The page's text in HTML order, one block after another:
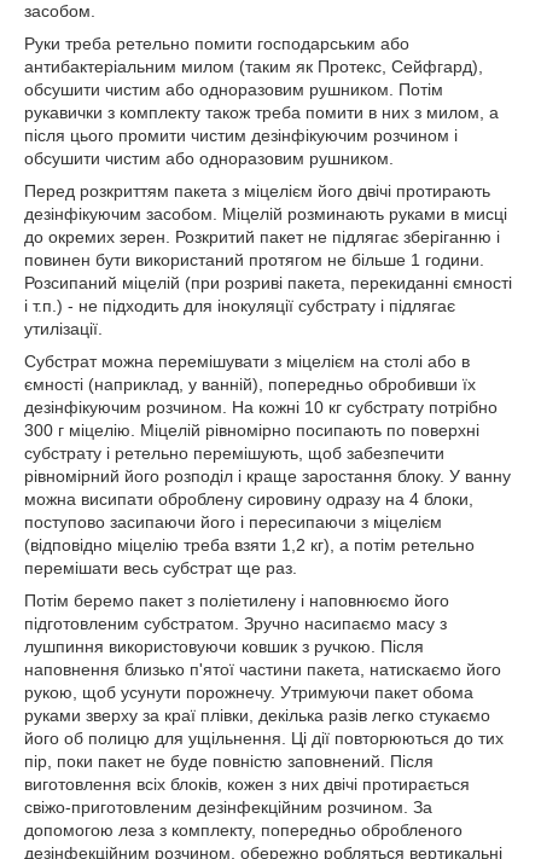
засобом.
Руки треба ретельно помити господарським або
антибактеріальним милом (таким як Протекс, Сейфгард),
обсушити чистим або одноразовим рушником. Потім
рукавички з комплекту також треба помити в них з милом, а
після цього промити чистим дезінфікуючим розчином і
обсушити чистим або одноразовим рушником.
Перед розкриттям пакета з міцелієм його двічі протирають
дезінфікуючим засобом. Міцелій розминають руками в мисці
до окремих зерен. Розкритий пакет не підлягає зберіганню і
повинен бути використаний протягом не більше 1 години.
Розсипаний міцелій (при розриві пакета, перекиданні ємності
і т.п.) - не підходить для інокуляції субстрату і підлягає
утилізації.
Субстрат можна перемішувати з міцелієм на столі або в
ємності (наприклад, у ванній), попередньо обробивши їх
дезінфікуючим розчином. На кожні 10 кг субстрату потрібно
300 г міцелію. Міцелій рівномірно посипають по поверхні
субстрату і ретельно перемішують, щоб забезпечити
рівномірний його розподіл і краще заростання блоку. У ванну
можна висипати оброблену сировину одразу на 4 блоки,
поступово засипаючи його і пересипаючи з міцелієм
(відповідно міцелію треба взяти 1,2 кг), а потім ретельно
перемішати весь субстрат ще раз.
Потім беремо пакет з поліетилену і наповнюємо його
підготовленим субстратом. Зручно насипаємо масу з
лушпиння використовуючи ковшик з ручкою. Після
наповнення близько п'ятої частини пакета, натискаємо його
рукою, щоб усунути порожнечу. Утримуючи пакет обома
руками зверху за краї плівки, декілька разів легко стукаємо
його об полицю для ущільнення. Ці дії повторюються до тих
пір, поки пакет не буде повністю заповнений. Після
виготовлення всіх блоків, кожен з них двічі протирається
свіжо-приготовленим дезінфекційним розчином. За
допомогою леза з комплекту, попередньо обробленого
дезінфекційним розчином, обережно робляться вертикальні